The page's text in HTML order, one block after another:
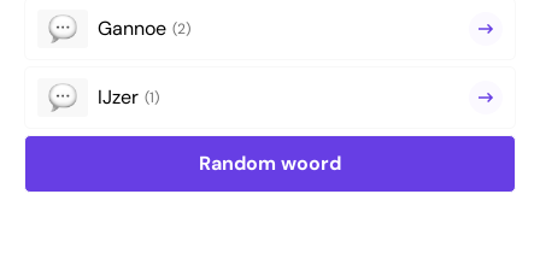
Gannoe (2)
IJzer (1)
Random woord